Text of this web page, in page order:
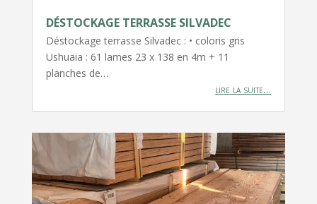
DÉSTOCKAGE TERRASSE SILVADEC
Déstockage terrasse Silvadec : • coloris gris
Ushuaia : 61 lames 23 x 138 en 4m + 11
planches de…
lire la suite…